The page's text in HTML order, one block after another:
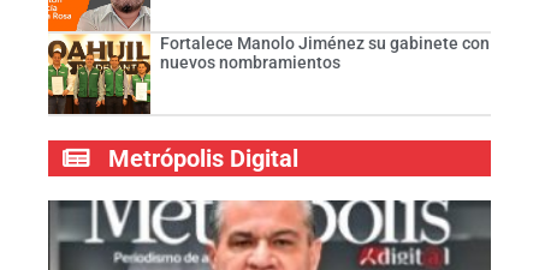
Fortalece Manolo Jiménez su gabinete con
nuevos nombramientos
Metrópolis Digital